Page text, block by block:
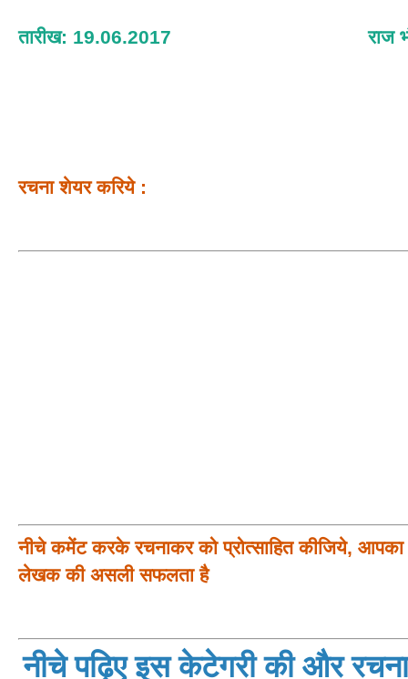
तारीख: 19.06.2017 राज
रचना शेयर करिये :
नीचे कमेंट करके रचनाकर को प्रोत्साहित कीजिये, आपका
लेखक की असली सफलता है
नीचे पढ़िए इस केटेगरी की और